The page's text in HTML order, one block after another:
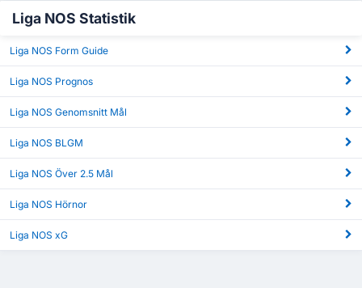
Liga NOS Statistik
Liga NOS Form Guide
Liga NOS Prognos
Liga NOS Genomsnitt Mål
Liga NOS BLGM
Liga NOS Över 2.5 Mål
Liga NOS Hörnor
Liga NOS xG